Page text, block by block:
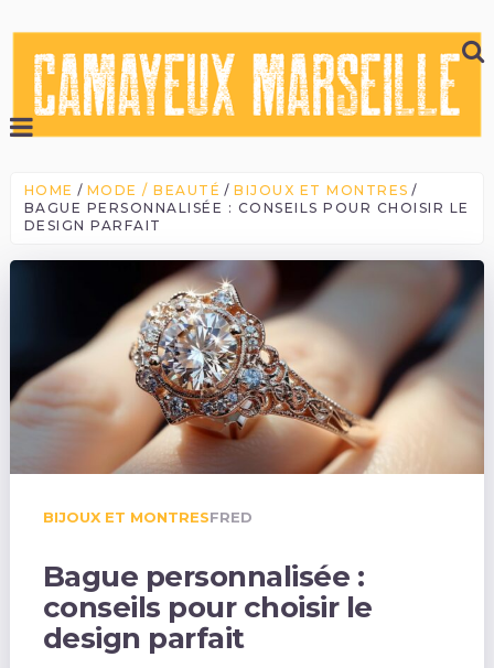
HOME MODE / BEAUTÉ
BIJOUX ET MONTRES
BAGUE PERSONNALISÉE : CONSEILS POUR CHOISIR LE
DESIGN PARFAIT
BIJOUX ET MONTRESFRED
Bague personnalisée :
conseils pour choisir le
design parfait